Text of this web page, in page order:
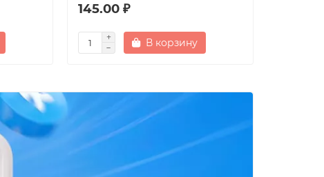
145.00 ₽
В корзину